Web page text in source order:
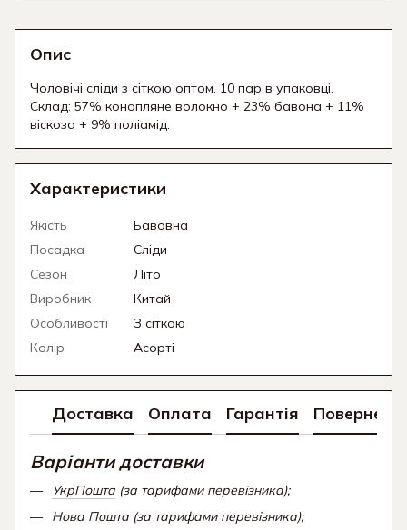
Опис
Чоловічі сліди з сіткою оптом. 10 пар в упаковці.
Склад: 57% конопляне волокно + 23% бавона + 11%
віскоза + 9% поліамід.
Характеристики
Якість
Бавовна
Посадка
Сліди
Сезон
Літо
Виробник
Китай
Особливості
З сіткою
Колір
Асорті
Доставка Оплата Гарантія
Варіанти доставки
УкрПошта (за тарифами перевізника);
Нова Пошта (за тарифами перевізника);